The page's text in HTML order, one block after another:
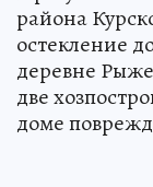
района
остекление
деревне
две
доме